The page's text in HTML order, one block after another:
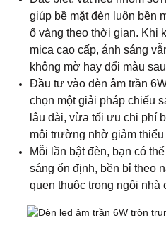
quen thuộc trong ngôi nhà
Ưu Điểm Nổi Bật
6W Tròn Ánh Sáng
Tiết Kiệm Điện Năng –
Lâu Dài
Đèn âm trần tròn màu
nguyên tắc hiệu suất
năng tối thiểu, mang lại
mẽ vừa tiết kiệm. Nhờ sử